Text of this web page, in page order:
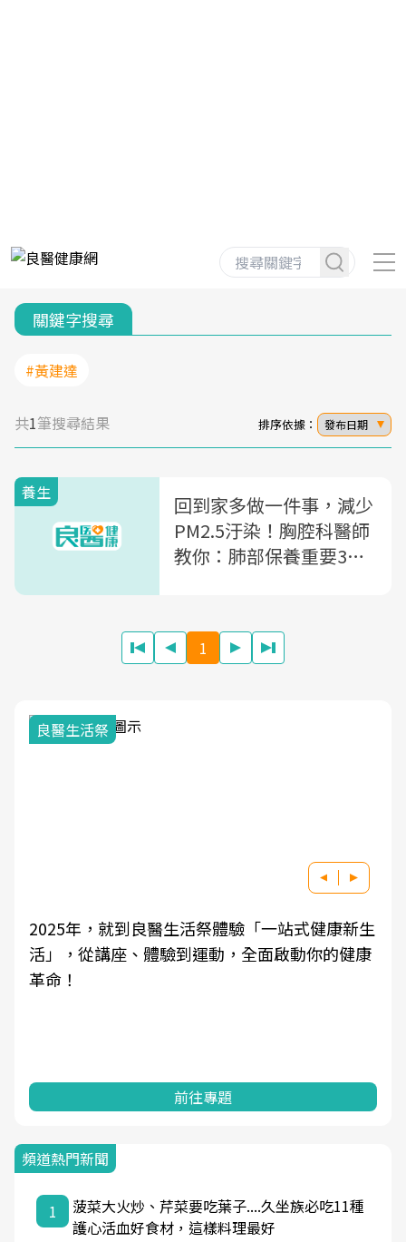
關鍵字搜尋
#黃建達
共1筆搜尋結果 排序依據： 發布日期
養生
回到家多做一件事，減少
PM2.5汙染！胸腔科醫師
教你：肺部保養重要3秘
1
新生
康
我與健康韌性的距離
良醫健康網從「換季的身體變化」出發，透過
學觀點與日常感受的對話，建立對亞健康的認
知，進而引導實際的改善行動。
前往專題
頻道熱門新聞
1
菠菜大火炒、芹菜要吃葉子....久坐族必吃11種
護心活血好食材，這樣料理最好